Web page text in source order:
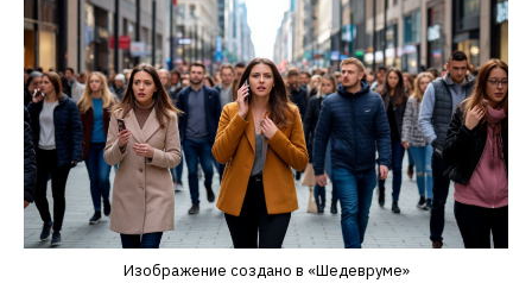
Изображение создано в «Шедевруме»